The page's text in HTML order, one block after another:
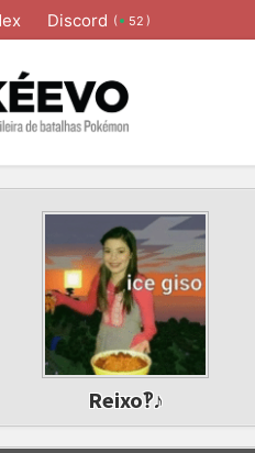
Discord ( 52 )
Reixo‽♪